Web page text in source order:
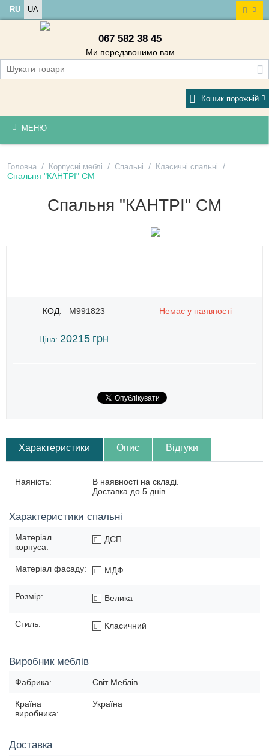
RU UA
067 582 38 45
Ми передзвонимо вам
Кошик порожній
МЕНЮ
Головна / Корпусні меблі / Спальні / Класичні спальні /
Спальня "КАНТРІ" СМ
Спальня "КАНТРІ" СМ
КОД: M991823 Немає у наявності
Ціна: 20215 грн
Характеристики Опис Відгуки
Наяність:
В наявності на складі.
Доставка до 5 днів
Характеристики спальні
Матеріал
корпуса:
ДСП
Матеріал фасаду: МДФ
Розмір: Велика
Стиль: Класичний
Виробник меблів
Фабрика: Світ Меблів
Країна
виробника:
Україна
Доставка